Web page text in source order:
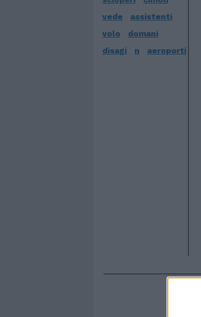
vede
assistenti
volo
domani
disagi
n aeroporti